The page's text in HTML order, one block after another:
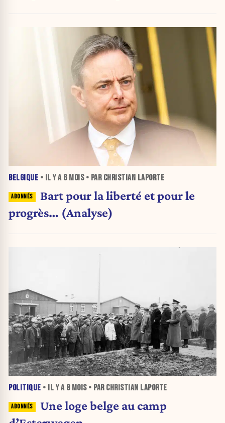
BELGIQUE • IL Y A 6 MOIS• PAR CHRISTIAN LAPORTE
Bart pour la liberté et pour le
progrès… (Analyse)
POLITIQUE • IL Y A 8 MOIS• PAR CHRISTIAN LAPORTE
Une loge belge au camp